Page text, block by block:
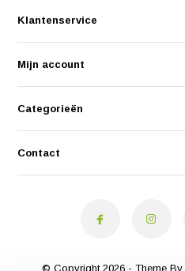
Klantenservice
Mijn account
Categorieën
Contact
© Copyright 2026 - Theme By